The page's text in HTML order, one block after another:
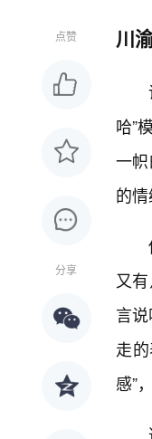
点赞
分享
川
哈”
一
的
又
言
走
感”